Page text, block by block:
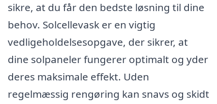
sikre, at du får den bedste løsning til dine
behov. Solcellevask er en vigtig
vedligeholdelsesopgave, der sikrer, at
dine solpaneler fungerer optimalt og yder
deres maksimale effekt. Uden
regelmæssig rengøring kan snavs og skidt